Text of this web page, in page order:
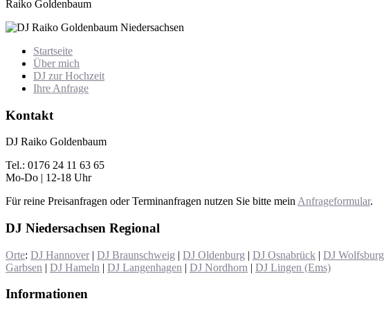
Raiko Goldenbaum
Startseite
Über mich
DJ zur Hochzeit
Ihre Anfrage
Kontakt
DJ Raiko Goldenbaum
Tel.: 0176 24 11 63 65
Mo-Do | 12-18 Uhr
Für reine Preisanfragen oder Terminanfragen nutzen Sie bitte mein Anfrageformular.
DJ Niedersachsen Regional
Orte: DJ Hannover | DJ Braunschweig | DJ Oldenburg | DJ Osnabrück | DJ Wolfsburg
Garbsen | DJ Hameln | DJ Langenhagen | DJ Nordhorn | DJ Lingen (Ems)
Informationen